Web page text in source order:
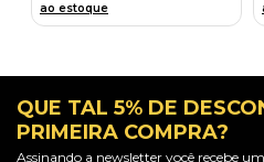
ao estoque
QUE TAL 5% DE
PRIMEIRA COMPRA?
Assinando a newsletter você recebe um